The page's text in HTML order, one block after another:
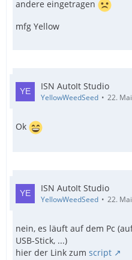
andere eingetragen
mfg Yellow
ISN AutoIt Studio
YellowWeedSeed 22.
Ok
ISN AutoIt Studio
YellowWeedSeed 22.
nein, es läuft auf dem Pc
USB-Stick, ...)
hier der Link zum script